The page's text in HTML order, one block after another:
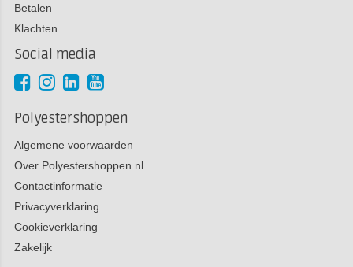
Betalen
Klachten
Social media
Polyestershoppen
Algemene voorwaarden
Over Polyestershoppen.nl
Contactinformatie
Privacyverklaring
Cookieverklaring
Zakelijk